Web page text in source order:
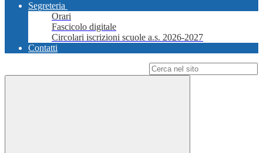
Segreteria
Orari
Fascicolo digitale
Circolari iscrizioni scuole a.s. 2026-2027
Contatti